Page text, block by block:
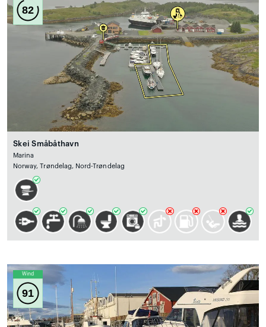
82
Skei Småbåthavn
Marina
Norway, Trøndelag, Nord-Trøndelag
Wind
91